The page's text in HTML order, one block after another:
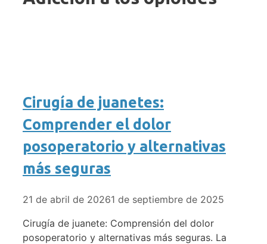
Cirugía de juanetes:
Comprender el dolor
posoperatorio y alternativas
más seguras
21 de abril de 20261 de septiembre de 2025
Cirugía de juanete: Comprensión del dolor
posoperatorio y alternativas más seguras. La